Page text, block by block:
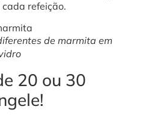
refeição.
de marmita em
20 ou 30